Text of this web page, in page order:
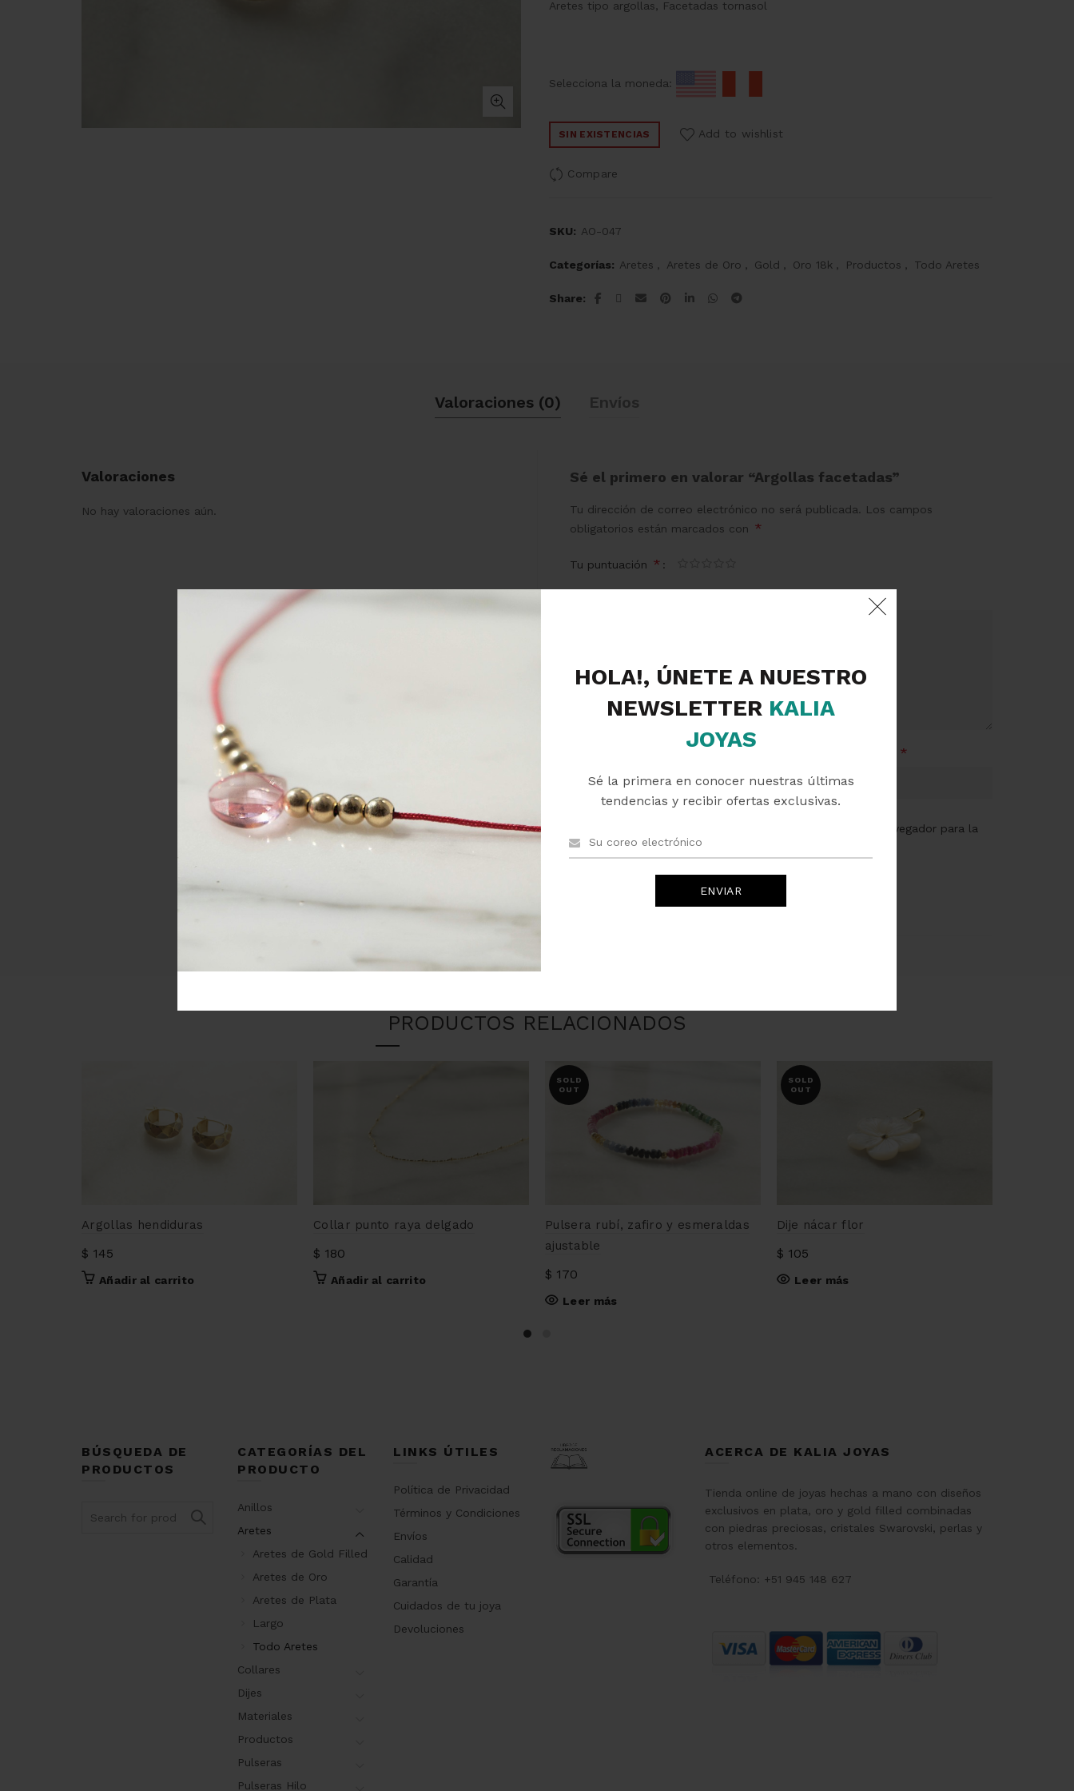
HOLA!, ÚNETE A NUESTRO
NEWSLETTER KALIA
JOYAS
Sé la primera en conocer nuestras últimas
tendencias y recibir ofertas exclusivas.
Aretes tipo argollas, Facetadas tornasol
Selecciona la moneda:
SIN EXISTENCIAS Add to wishlist
Compare
SKU: AO-047
Categorías: Aretes Aretes de Oro Gold Oro 18k Productos Todo Aretes
Share
Valoraciones (0) Envíos
Valoraciones
No hay valoraciones aún.
Sé el primero en valorar “Argollas facetadas”
Tu dirección de correo electrónico no será publicada.
Los campos
obligatorios están marcados con *
Tu puntuación *
*
Guarda mi nombre, correo electrónico y web en este navegador para la
próxima vez que comente.
PRODUCTOS RELACIONADOS
Argollas hendiduras
$ 145
Añadir al carrito
Collar punto raya delgado
$ 180
Añadir al carrito
SOLD
OUT
Pulsera rubí, zafiro y esmeraldas
ajustable
$ 170
Leer más
SOLD
OUT
Dije nácar flor
$ 105
Leer más
BÚSQUEDA DE
PRODUCTOS
CATEGORÍAS DEL
PRODUCTO
Anillos
Aretes
Aretes de Gold Filled
Aretes de Oro
Aretes de Plata
Largo
Todo Aretes
Collares
Dijes
Materiales
Productos
Pulseras
Pulseras Hilo
LINKS ÚTILES
Política de Privacidad
Términos y Condiciones
Envíos
Calidad
Garantía
Cuidados de tu joya
Devoluciones
ACERCA DE KALIA JOYAS
Tienda online de joyas hechas a mano con diseños
exclusivos en plata, oro y gold filled combinadas
con piedras preciosas, cristales Swarovski, perlas y
otros elementos.
Teléfono: +51 945 148 627